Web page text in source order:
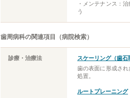
・メンテナンス：
う
歯周病科の関連項目（病院検索）
診療・治療法
スケーリング（歯石
歯の表面に形成さ
処置。
ルートプレーニング